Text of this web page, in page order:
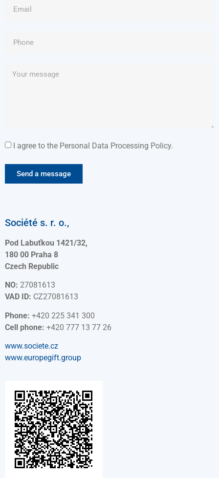
Široký náramek (25 mm)
I agree to the Personal Data Processing Policy.
Send a message
Société s. r. o.,
Pod Labuťkou 1421/32,
180 00 Praha 8
Czech Republic
NO: 27081613
VAD ID: CZ27081613
Phone: +420 225 341 300
Cell phone: +420 777 13 77 26
www.societe.cz
www.europegift.group